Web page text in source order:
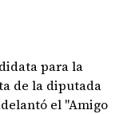
para la
de la diputada
el "Amigo